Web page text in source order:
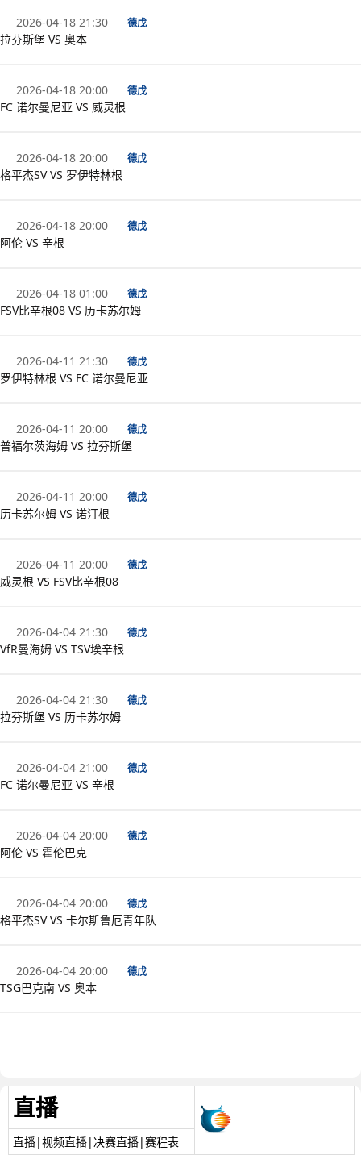
2026-04-18 21:30 德戊
拉芬斯堡 VS 奥本
2026-04-18 20:00 德戊
FC 诺尔曼尼亚 VS 威灵根
2026-04-18 20:00 德戊
格平杰SV VS 罗伊特林根
2026-04-18 20:00 德戊
阿伦 VS 辛根
2026-04-18 01:00 德戊
FSV比辛根08 VS 历卡苏尔姆
2026-04-11 21:30 德戊
罗伊特林根 VS FC 诺尔曼尼亚
2026-04-11 20:00 德戊
普福尔茨海姆 VS 拉芬斯堡
2026-04-11 20:00 德戊
历卡苏尔姆 VS 诺汀根
2026-04-11 20:00 德戊
威灵根 VS FSV比辛根08
2026-04-04 21:30 德戊
VfR曼海姆 VS TSV埃辛根
2026-04-04 21:30 德戊
拉芬斯堡 VS 历卡苏尔姆
2026-04-04 21:00 德戊
FC 诺尔曼尼亚 VS 辛根
2026-04-04 20:00 德戊
阿伦 VS 霍伦巴克
2026-04-04 20:00 德戊
格平杰SV VS 卡尔斯鲁厄青年队
2026-04-04 20:00 德戊
TSG巴克南 VS 奥本
直播
直播|视频直播|决赛直播|赛程表